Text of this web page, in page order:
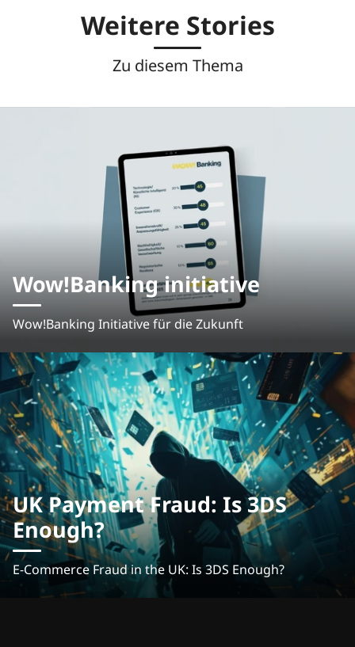
Weitere Stories
Zu diesem Thema
Wow!Banking initiative
Wow!Banking Initiative für die Zukunft
UK Payment Fraud: Is 3DS
Enough?
E-Commerce Fraud in the UK: Is 3DS Enough?